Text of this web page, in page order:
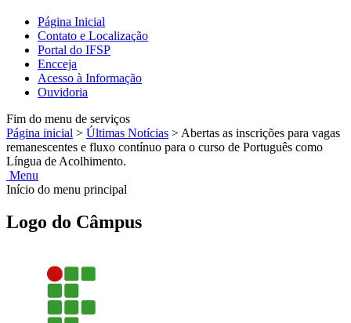
Página Inicial
Contato e Localização
Portal do IFSP
Encceja
Acesso à Informação
Ouvidoria
Fim do menu de serviços
Página inicial > Últimas Notícias > Abertas as inscrições para vagas
remanescentes e fluxo contínuo para o curso de Português como
Língua de Acolhimento.
Menu
Início do menu principal
Logo do Câmpus